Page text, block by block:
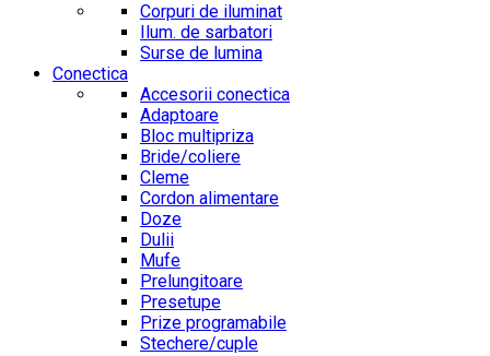
Corpuri de iluminat
Ilum. de sarbatori
Surse de lumina
Conectica
Accesorii conectica
Adaptoare
Bloc multipriza
Bride/coliere
Cleme
Cordon alimentare
Doze
Dulii
Mufe
Prelungitoare
Presetupe
Prize programabile
Stechere/cuple